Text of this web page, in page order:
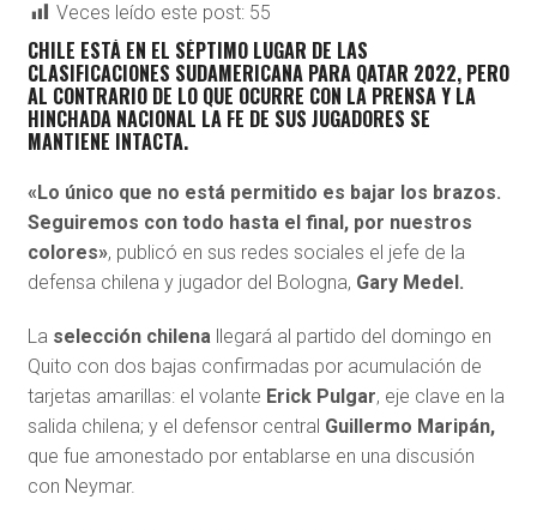
Veces leído este post: 55
CHILE ESTÁ EN EL SÉPTIMO LUGAR DE LAS
CLASIFICACIONES SUDAMERICANA PARA QATAR 2022, PERO
AL CONTRARIO DE LO QUE OCURRE CON LA PRENSA Y LA
HINCHADA NACIONAL LA FE DE SUS JUGADORES SE
MANTIENE INTACTA.
«Lo único que no está permitido es bajar los brazos.
Seguiremos con todo hasta el final, por nuestros
colores», publicó en sus redes sociales el jefe de la
defensa chilena y jugador del Bologna, Gary Medel.
La selección chilenallegará al partido del domingo en
Quito con dos bajas confirmadas por acumulación de
tarjetas amarillas: el volante Erick Pulgar, eje clave en la
salida chilena; y el defensor central Guillermo Maripán,
que fue amonestado por entablarse en una discusión
con Neymar.